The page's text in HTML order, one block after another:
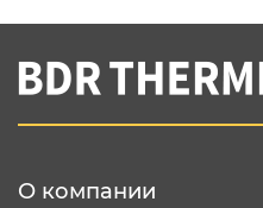
Вы соглашаетесь с
конфеденциальности
О компании